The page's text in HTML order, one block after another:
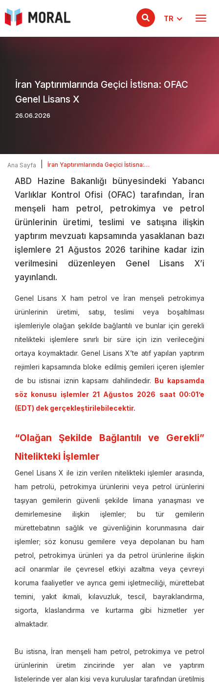
TR
İran Yaptırımlarında Geçici İstisna: OFAC
Genel Lisans X
26.06.2026
Ana Sayfa
İran Yaptırımlarında Geçici İstisna:
ABD Hazine Bakanlığı bünyesindeki Yabancı
Varlıklar Kontrol Ofisi (OFAC) tarafından, İran
menşeli ham petrol, petrokimya ve petrol
ürünlerinin üretimi, teslimi ve satışına ilişkin
yaptırım mevzuatı kapsamında yasaklanan bazı
işlemlere 21 Ağustos 2026 tarihine kadar izin
verilmesini düzenleyen Genel Lisans X’i
yayınlandı.
Genel Lisans X ham petrol ve İran menşeli petrokimya
ürünlerinin üretimi, satışı, teslimi veya boşaltılması
işlemleriyle olağan şekilde bağlantılı ve bunlar için gerekli
nitelikteki işlemlere sınırlı bir süre için izin verileceğini
ortaya koymaktadır. Genel Lisans X’te atıf yapılan yaptırım
rejimleri kapsamında bloke edilmiş gemileri içeren işlemler
de bu istisnai iznin kapsamı dahilindedir. Bu kapsamda
söz konusu işlemler 21 Ağustos 2026 saat 00:01’e
(EDT) dek gerçekleştirilebilecektir.
“Olağan Şekilde Bağlantılı ve Gerekli”
Nitelikteki İşlemler
Genel Lisans X ile izin verilen nitelikteki işlemler arasında,
ham petrolü, petrokimya ürünlerini veya petrol ürünlerini
taşıyan gemilerin güvenli şekilde limana yanaşması ve
demirlemesine ilişkin işlemler; bu tür gemilerin
mürettebatının sağlık ve güvenliğinin korunmasına dair
işlemler; söz konusu gemilere veya depolanan bu ham
petrol, petrokimya ürünleri ya da petrol ürünlerine ilişkin
acil onarımlar ile çevresel etkiyi azaltma veya çevreyi
koruma faaliyetler ve ayrıca gemi işletmeciliği, mürettebat
temini, yakıt ikmali, kılavuzluk, tescil, bayraklandırma,
sigorta, klaslandırma ve kurtarma gibi hizmetler yer
almaktadır.
Bu istisna, İran menşeli ham petrol, petrokimya ve petrol
ürünlerinin üretim zincirinde yer alan ve yaptırım
listelerinde yer alan kişi veya kuruluşlar tarafından üretilmiş